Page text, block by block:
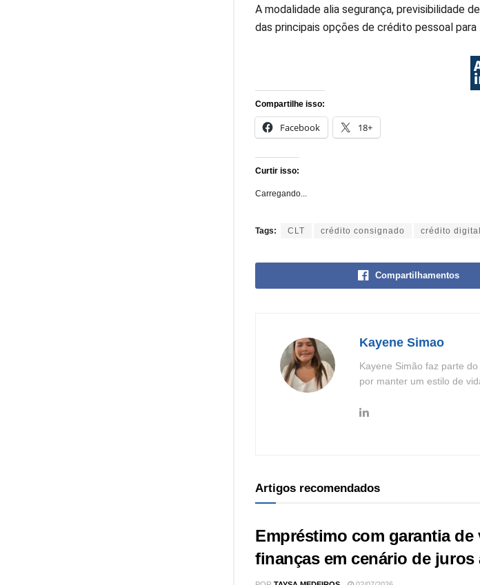
A modalidade alia segurança, previsibilidade
das principais opções de crédito pessoal
Compartilhe isso:
Facebook 18+
Curtir isso:
Carregando...
Tags: CLT crédito consignado crédito digital
Compartilhamentos
Kayene Simao
Kayene Simão faz parte
por manter um estilo de
Artigos recomendados
Empréstimo com garantia
finanças em cenário de juros